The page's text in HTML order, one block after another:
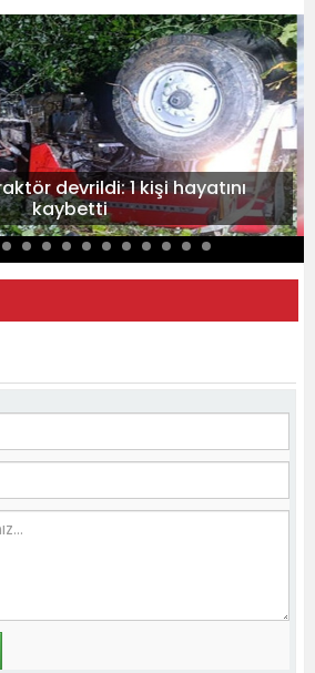
devrildi: 1 kişi hayatını
kaybetti